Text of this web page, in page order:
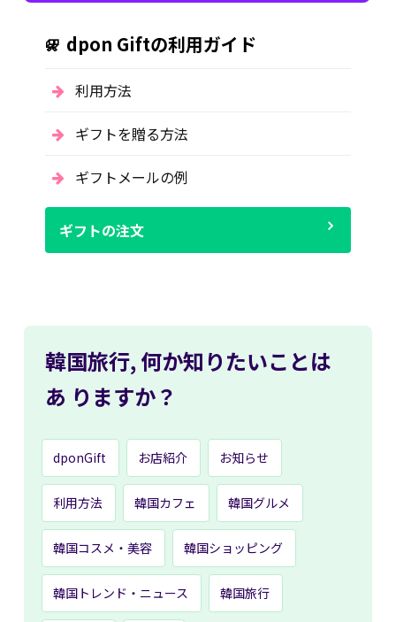
dpon Giftの利用ガイド
利用方法
ギフトを贈る方法
ギフトメールの例
ギフトの注文
韓国旅行, 何か知りたいことは
あ りますか？
dponGift お店紹介 お知らせ
利用方法 韓国カフェ 韓国グルメ
韓国コスメ・美容 韓国ショッピング
韓国トレンド・ニュース 韓国旅行